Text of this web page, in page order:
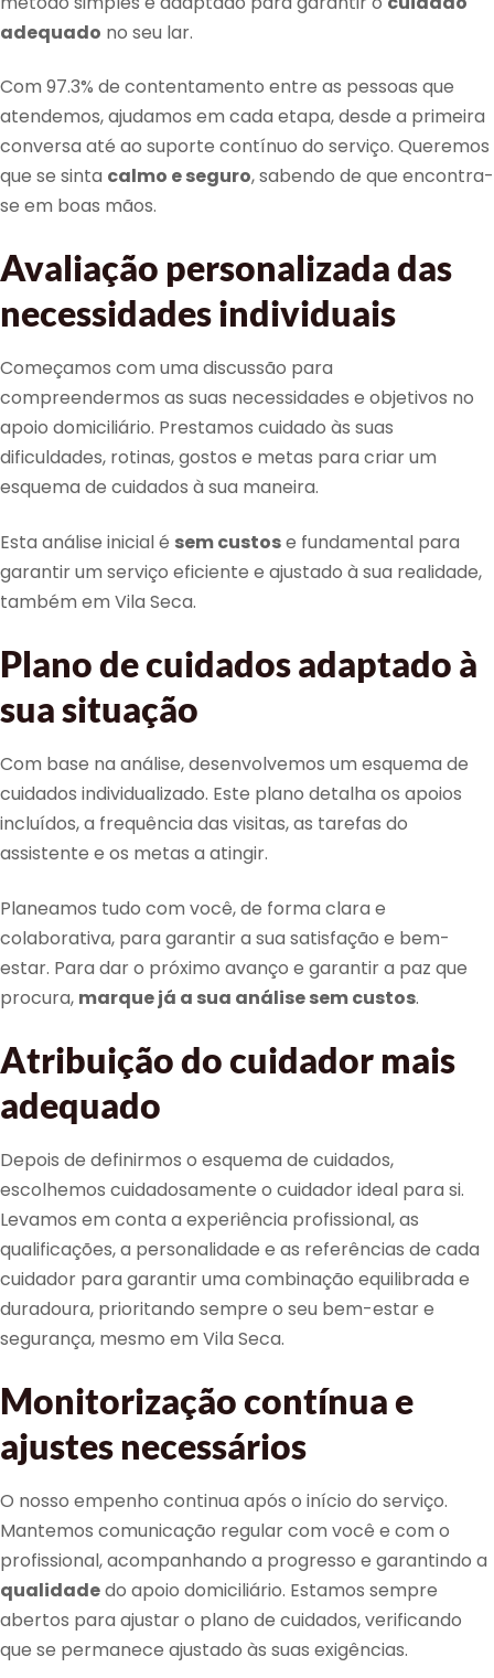
adequado no seu lar.
Com 97.3% de contentamento entre as pessoas que
atendemos, ajudamos em cada etapa, desde a primeira
conversa até ao suporte contínuo do serviço. Queremos
que se sinta calmo e seguro, sabendo de que encontra-
se em boas mãos.
Avaliação personalizada das
necessidades individuais
Começamos com uma discussão para
compreendermos as suas necessidades e objetivos no
apoio domiciliário. Prestamos cuidado às suas
dificuldades, rotinas, gostos e metas para criar um
esquema de cuidados à sua maneira.
Esta análise inicial é sem custose fundamental para
garantir um serviço eficiente e ajustado à sua realidade,
também em Vila Seca.
Plano de cuidados adaptado à
sua situação
Com base na análise, desenvolvemos um esquema de
cuidados individualizado. Este plano detalha os apoios
incluídos, a frequência das visitas, as tarefas do
assistente e os metas a atingir.
Planeamos tudo com você, de forma clara e
colaborativa, para garantir a sua satisfação e bem-
estar. Para dar o próximo avanço e garantir a paz que
procura, marque já a sua análise sem custos.
Atribuição do cuidador mais
adequado
Depois de definirmos o esquema de cuidados,
escolhemos cuidadosamente o cuidador ideal para si.
Levamos em conta a experiência profissional, as
qualificações, a personalidade e as referências de cada
cuidador para garantir uma combinação equilibrada e
duradoura, prioritando sempre o seu bem-estar e
segurança, mesmo em Vila Seca.
Monitorização contínua e
ajustes necessários
O nosso empenho continua após o início do serviço.
Mantemos comunicação regular com você e com o
profissional, acompanhando a progresso e garantindo a
qualidadedo apoio domiciliário. Estamos sempre
abertos para ajustar o plano de cuidados, verificando
que se permanece ajustado às suas exigências.